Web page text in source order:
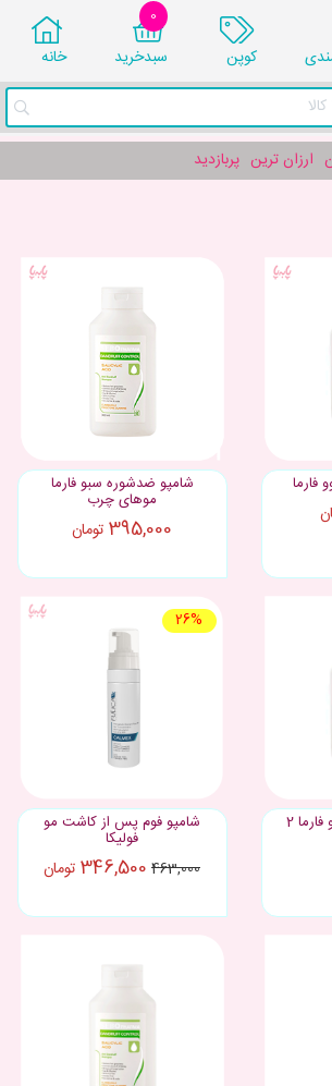
کوپن
0
سبد‌خرید
خانه
ارزان ترین پربازدید
شامپو ضدشوره سبو فارما
موهای چرب
395,000 تومان
2
26%
شامپو فوم پس از کاشت مو
فولیکا
463,000
346,500 تومان